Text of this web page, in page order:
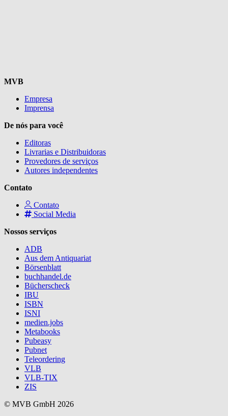
MVB
Empresa
Imprensa
De nós para você
Editoras
Livrarias e Distribuidoras
Provedores de serviços
Autores independentes
Contato
Contato
Social Media
Nossos serviços
ADB
Aus dem Antiquariat
Börsenblatt
buchhandel.de
Bücherscheck
IBU
ISBN
ISNI
medien.jobs
Metabooks
Pubeasy
Pubnet
Teleordering
VLB
VLB-TIX
ZIS
© MVB GmbH 2026